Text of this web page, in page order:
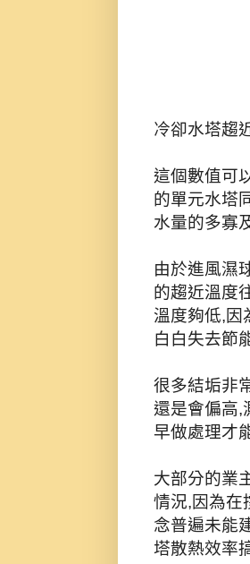
冷卻水塔趨
這個數值可
的單元水塔
水量的多寡
由於進風濕
的趨近溫度
溫度夠低,因
白白失去節
很多結垢非
還是會偏高,
早做處理才
大部分的業
情況,因為在
念普遍未能
塔散熱效率